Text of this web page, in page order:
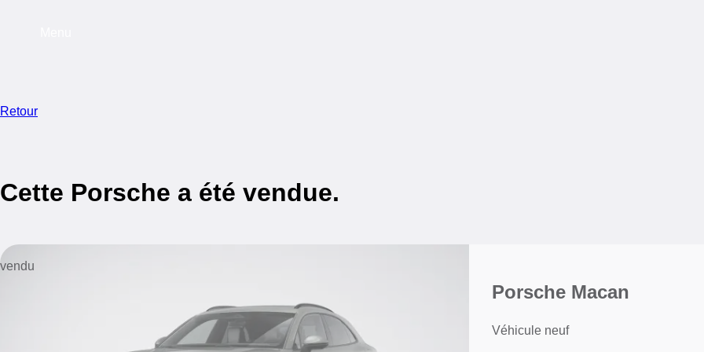
Retour
Cette Porsche a été vendue.
vendu
Porsche Macan
Véhicule neuf